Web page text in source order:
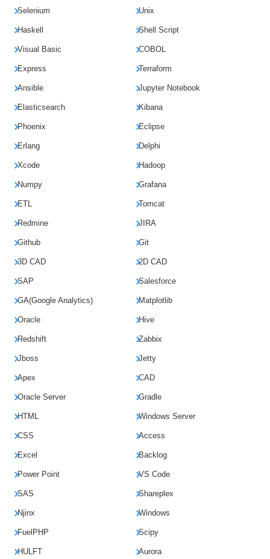
Selenium Unix
Haskell Shell Script
Visual Basic COBOL
Express Terraform
Ansible Jupyter Notebook
Elasticsearch Kibana
Phoenix Eclipse
Erlang Delphi
Xcode Hadoop
Numpy Grafana
ETL Tomcat
Redmine JIRA
Github Git
3D CAD 2D CAD
SAP Salesforce
GA(Google Analytics) Matplotlib
Oracle Hive
Redshift Zabbix
Jboss Jetty
Apex CAD
Oracle Server Gradle
HTML Windows Server
CSS Access
Excel Backlog
Power Point VS Code
SAS Shareplex
Njinx Windows
FuelPHP Scipy
HULFT Aurora